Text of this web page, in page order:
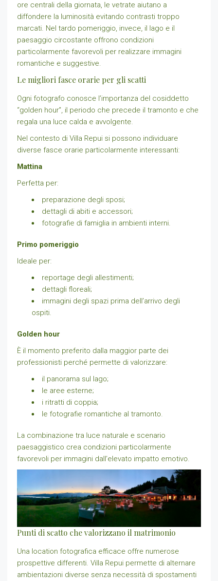
ore centrali della giornata, le vetrate aiutano a
diffondere la luminosità evitando contrasti troppo
marcati. Nel tardo pomeriggio, invece, il lago e il
paesaggio circostante offrono condizioni
particolarmente favorevoli per realizzare immagini
romantiche e suggestive.
Le migliori fasce orarie per gli scatti
Ogni fotografo conosce l’importanza del cosiddetto
“golden hour”, il periodo che precede il tramonto e che
regala una luce calda e avvolgente.
Nel contesto di Villa Repui si possono individuare
diverse fasce orarie particolarmente interessanti:
Mattina
Perfetta per:
preparazione degli sposi;
dettagli di abiti e accessori;
fotografie di famiglia in ambienti interni.
Primo pomeriggio
Ideale per:
reportage degli allestimenti;
dettagli floreali;
immagini degli spazi prima dell’arrivo degli
ospiti.
Golden hour
È il momento preferito dalla maggior parte dei
professionisti perché permette di valorizzare:
il panorama sul lago;
le aree esterne;
i ritratti di coppia;
le fotografie romantiche al tramonto.
La combinazione tra luce naturale e scenario
paesaggistico crea condizioni particolarmente
favorevoli per immagini dall’elevato impatto emotivo.
Punti di scatto che valorizzano il matrimonio
Una location fotografica efficace offre numerose
prospettive differenti. Villa Repui permette di alternare
ambientazioni diverse senza necessità di spostamenti